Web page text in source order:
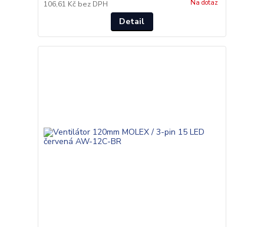
106,61 Kč bez DPH Na dotaz
Detail